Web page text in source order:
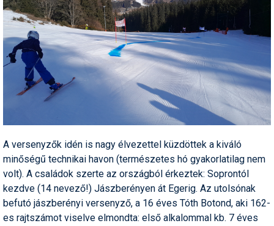
Sportorvos
Szakértők
Szánkó
Szótárak
Téli sportok
Termékajánló
Történelem
Túrasí
A versenyzők idén is nagy élvezettel küzdöttek a kiváló
minőségű technikai havon (természetes hó gyakorlatilag nem
volt). A családok szerte az országból érkeztek: Soprontól
kezdve (14 nevező!) Jászberényen át Egerig. Az utolsónak
befutó jászberényi versenyző, a 16 éves Tóth Botond, aki 162-
es rajtszámot viselve elmondta: első alkalommal kb. 7 éves